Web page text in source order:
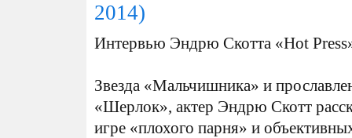
2014)
Интервью Эндрю Скотта «Hot
Звезда «Мальчишника» и
«Шерлок», актер Эндрю Скотт
игре «плохого парня» и